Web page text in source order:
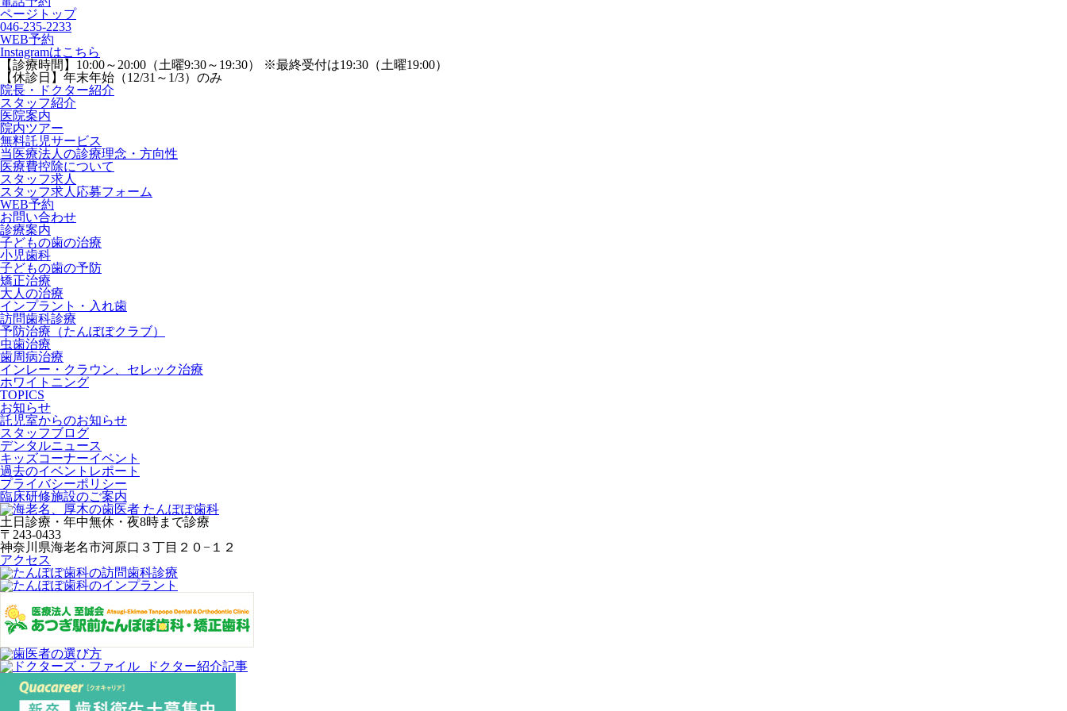
ページトップ
046-235-2233
WEB予約
Instagramはこちら
【診療時間】 10:00～20:00（土曜9:30～19:30） ※最終受付は19:30（土曜19:00）
【休診日】 年末年始（12/31～1/3）のみ
院長・ドクター紹介
スタッフ紹介
医院案内
院内ツアー
無料託児サービス
当医療法人の診療理念・方向性
医療費控除について
スタッフ求人
スタッフ求人応募フォーム
WEB予約
お問い合わせ
診療案内
子どもの歯の治療
小児歯科
子どもの歯の予防
矯正治療
大人の治療
インプラント・入れ歯
訪問歯科診療
予防治療（たんぽぽクラブ）
虫歯治療
歯周病治療
インレー・クラウン、セレック治療
ホワイトニング
TOPICS
お知らせ
託児室からのお知らせ
スタッフブログ
デンタルニュース
キッズコーナーイベント
過去のイベントレポート
プライバシーポリシー
臨床研修施設のご案内
土日診療・年中無休・夜8時まで診療
〒243-0433
神奈川県海老名市河原口３丁目２０−１２
アクセス